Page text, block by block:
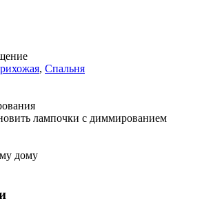
, Спальня
лампочки с диммированием
дому